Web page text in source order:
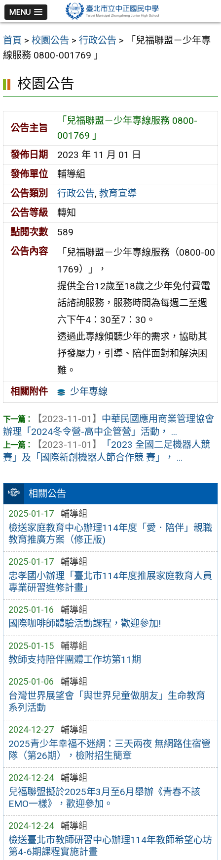
跳
至
主
要
容
區
MENU
首頁 > 校園公告 > 行政公告 >
「兒福聯盟－少年專
線服務 0800-001769 」
相關公告
2025-01-17 輔導組
檢送家庭教育中心辦理114年度「愛．陪伴」親職
教育推廣方案（修正版)
2025-01-17 輔導組
忠孝國小辦理「臺北市114年度推展家庭教育人員
專業研習進修計畫」
2025-01-16 輔導組
國際咖啡師體驗活動課程，歡迎參加!
2025-01-15 輔導組
教師支持陪伴團體工作坊第11期
2025-01-06 輔導組
台灣世界展望會「與世界兒童做朋友」生命教育
系列活動
2024-12-27 輔導組
2025青少年幸福不迷網：三天兩夜 無網路住宿營
隊（第26期），檢附招生簡章
2024-12-24 輔導組
兒福聯盟擬於2025年3月至6月舉辦《青春不該
EMO一樣》，歡迎參加。
2024-12-24 輔導組
檢送臺北市教師研習中心辦理114年教師希望心坊
第4-6期課程實施計畫
校園公告
公告主旨
「兒福聯盟－少年專線服務 0800-
001769 」
發佈日期
2023 年 11 月 01 日
發佈單位
輔導組
公告類別
行政公告,教育宣導
公告等級
轉知
點閱次數
589
公告內容
「兒福聯盟－少年專線服務（0800-00
1769）」，
提供全台12歲至18歲之少年免付費電
話諮詢服務，服務時間為每週二至週
六下午4：30至7：30。
透過此專線傾聽少年的需求，協助其
抒發壓力，引導、陪伴面對和解決困
難。
相關附件
少年專線
【2023-11-01】 中華民國應用商業管理協會
辦理「2024冬令營-高中企管營」活動， ...
【2023-11-01】
「2023 全國二足機器人競
賽」及「國際新創機器人節合作競 賽」， ...